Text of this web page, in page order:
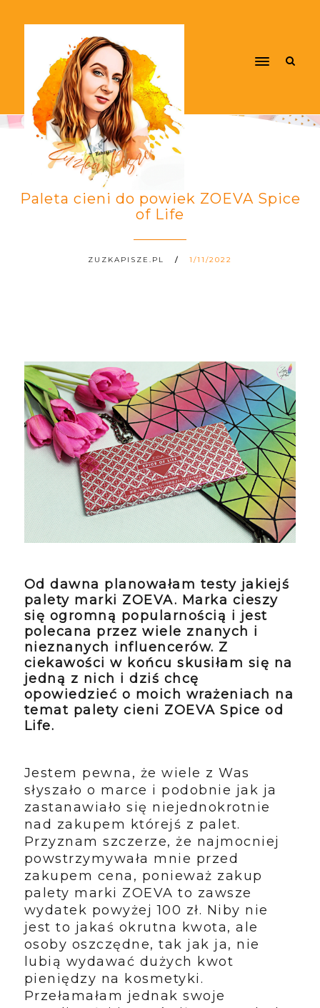
Paleta cieni do powiek ZOEVA Spice
of Life
ZUZKAPISZE.PL 1/11/2022
Od dawna planowałam testy jakiejś
palety marki ZOEVA. Marka cieszy
się ogromną popularnością i jest
polecana przez wiele znanych i
nieznanych influencerów. Z
ciekawości w końcu skusiłam się na
jedną z nich i dziś chcę
opowiedzieć o moich wrażeniach na
temat palety cieni ZOEVA Spice od
Life.
Jestem pewna, że wiele z Was
słyszało o marce i podobnie jak ja
zastanawiało się niejednokrotnie
nad zakupem którejś z palet.
Przyznam szczerze, że najmocniej
powstrzymywała mnie przed
zakupem cena, ponieważ zakup
palety marki ZOEVA to zawsze
wydatek powyżej 100 zł. Niby nie
jest to jakaś okrutna kwota, ale
osoby oszczędne, tak jak ja, nie
lubią wydawać dużych kwot
pieniędzy na kosmetyki.
Przełamałam jednak swoje